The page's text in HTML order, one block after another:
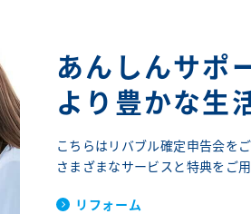
あんしんサポ
より豊かな生
こちらはリバブル確定申告会を
さまざまなサービスと特典をご用
リフォーム